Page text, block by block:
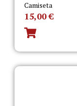
Camiseta
15,00€